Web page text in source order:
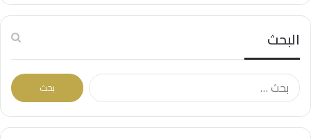
البحث
البحث
عن: